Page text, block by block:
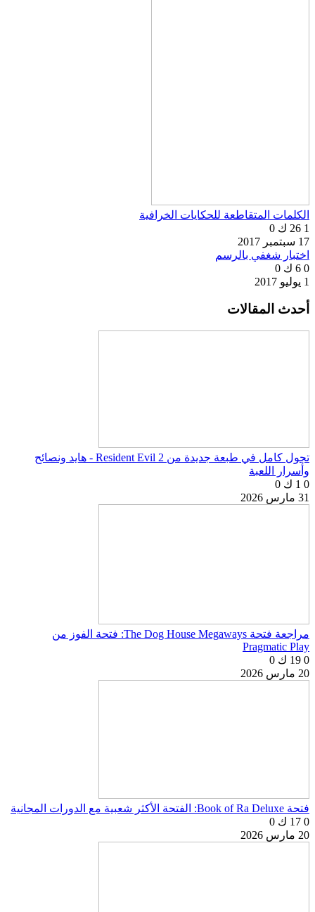
الكلمات المتقاطعة للحكايات الخرافية
1 26 ك
0
17 سبتمبر 2017
اختبار شغفي بالرسم
0 6 ك
0
1 يوليو 2017
أحدث المقالات
تجول كامل في طبعة جديدة من Resident Evil 2 - هايد ونصائح
وأسرار اللعبة
0 1 ك
0
31 مارس 2026
مراجعة فتحة The Dog House Megaways: فتحة الفوز من
Pragmatic Play
0 19 ك
0
20 مارس 2026
فتحة Book of Ra Deluxe: الفتحة الأكثر شعبية مع الدورات المجانية
0 17 ك
0
20 مارس 2026